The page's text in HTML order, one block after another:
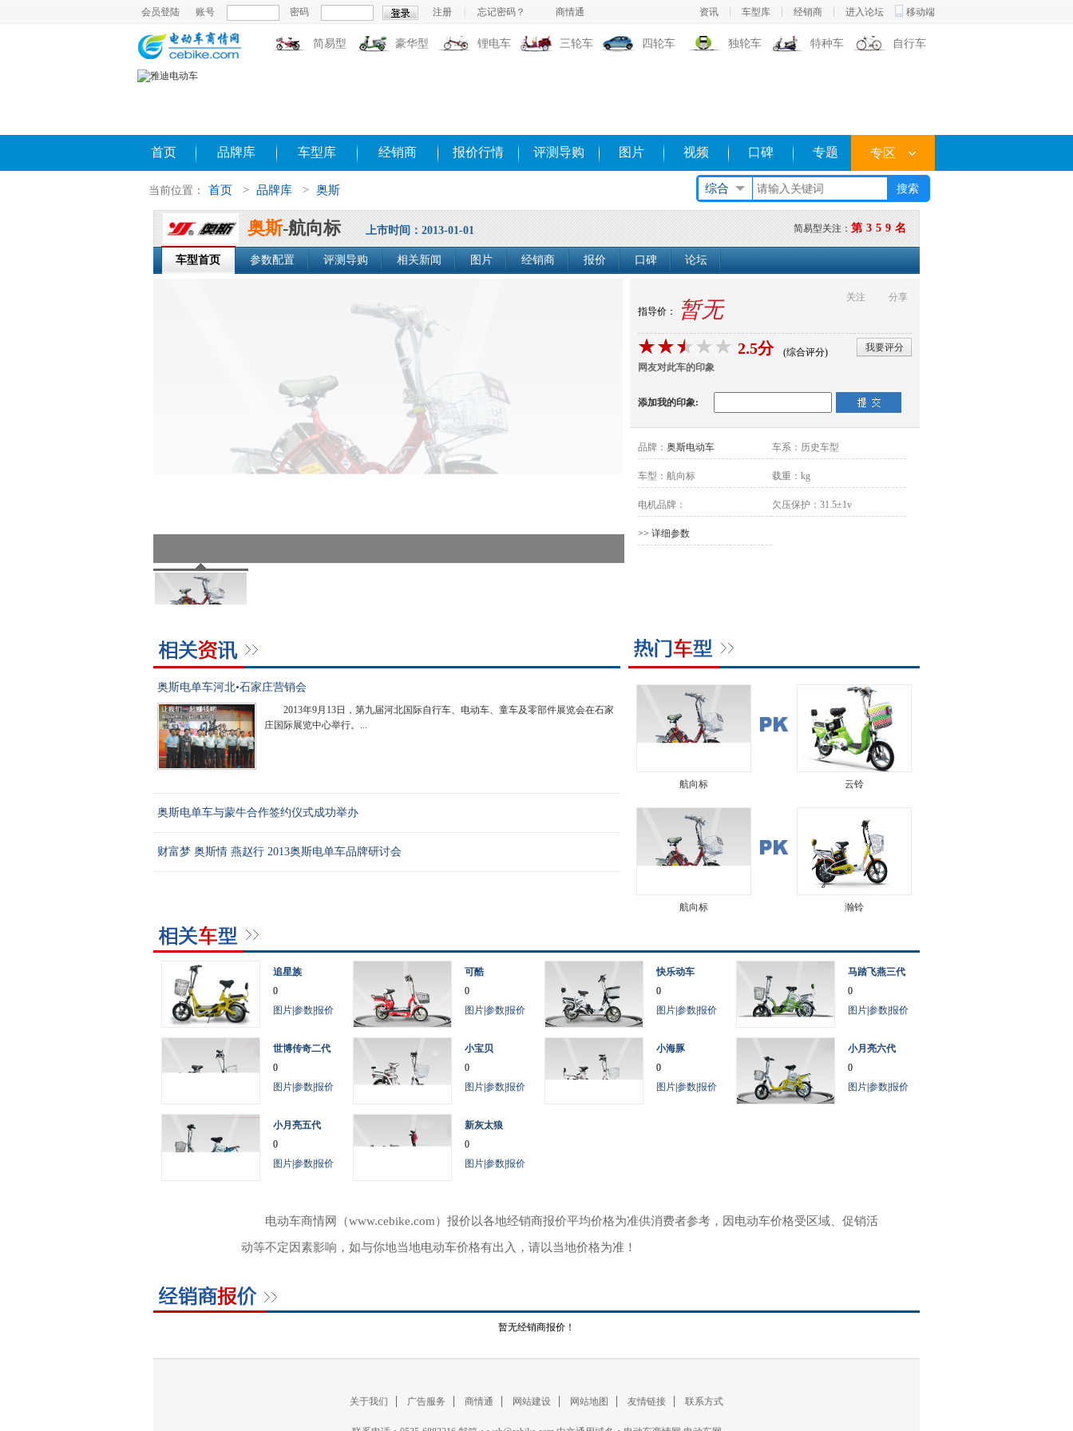
资讯 车型库 经销商 进入论坛 移动端
会员登陆 账号 密码 注册 忘记密码？ 商情通
简易型 豪华型 锂电车 三轮车 四轮车 独轮车 特种车 自行车
首页 品牌库 车型库 经销商 报价行情 评测导购 图片 视频 口碑 专题 专区
综合
当前位置： 首页 > 品牌库 > 奥斯
简易型关注：第359名
奥斯-航向标 上市时间：2013-01-01
车型首页 参数配置 评测导购 相关新闻 图片 经销商 报价 口碑 论坛
指导价： 暂无 关注 分享
2.5分 (综合评分)
我要评分
网友对此车的印象
添加我的印象:
品牌： 奥斯电动车 车系： 历史车型
车型： 航向标 载重： kg
电机品牌： 欠压保护： 31.5±1v
>> 详细参数
奥斯电单车河北•石家庄营销会
2013年9月13日，第九届河北国际自行车、电动车、童车及零部件展览会在石家
庄国际展览中心举行。...
奥斯电单车与蒙牛合作签约仪式成功举办
财富梦 奥斯情 燕赵行 2013奥斯电单车品牌研讨会
航向标 云铃
航向标 瀚铃
追星族
0
图片参数报价
可酷
0
图片参数报价
快乐动车
0
图片参数报价
马踏飞燕三代
0
图片参数报价
世博传奇二代
0
图片参数报价
小宝贝
0
图片参数报价
小海豚
0
图片参数报价
小月亮六代
0
图片参数报价
小月亮五代
0
图片参数报价
新灰太狼
0
图片参数报价
电动车商情网（www.cebike.com）报价以各地经销商报价平均价格为准供消费者参考，因电动车价格受区域、促销活
动等不定因素影响，如与你地当地电动车价格有出入，请以当地价格为准！
暂无经销商报价！
关于我们 广告服务 商情通 网站建设 网站地图 友情链接 联系方式